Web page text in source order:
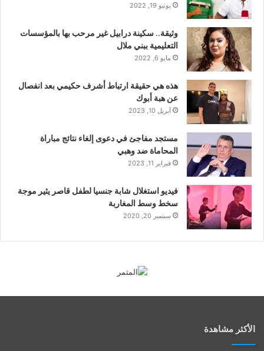
يونيو 19, 2022
وثيقة.. سكينة درابيل غير مرحب بها بالمؤسسات
التعليمية ببني ملال
مايو 6, 2022
هذه هي حقيقة ارتباط أشرف حكيمي بعد انفصال
عن هبة أبوك
أبريل 10, 2023
مستجد مفاجئ في دعوى إلغاء نتائج مباراة
المحاماة ضد وهبي
فبراير 11, 2023
فيديو استغلال شابة جنسيا لطفل قاصر يثير موجة
سخط وسط المغاربة
سبتمبر 20, 2020
الأكثر مشاهدة